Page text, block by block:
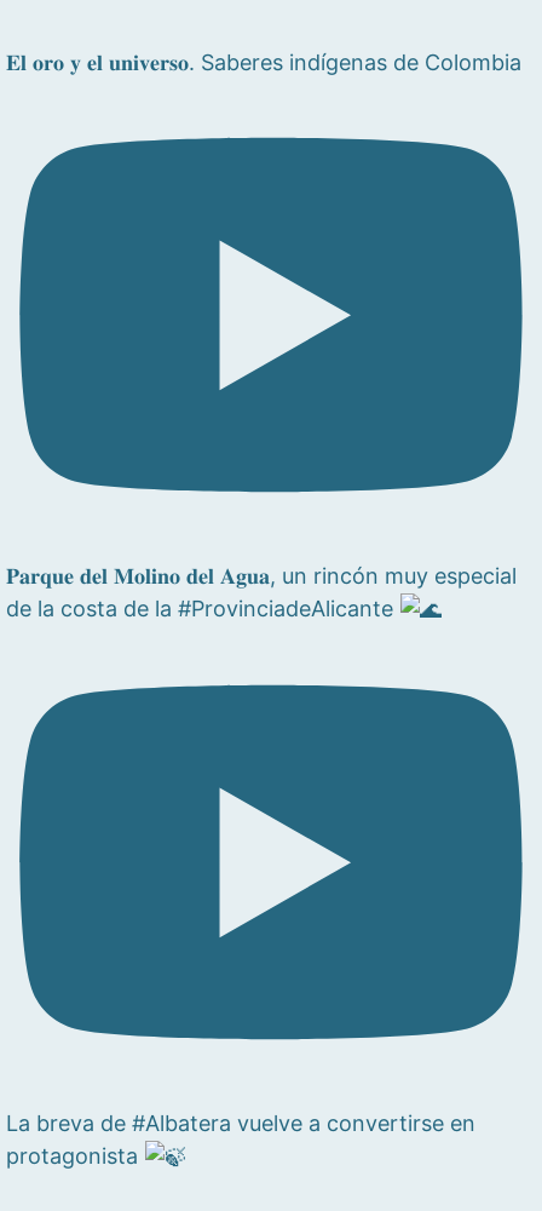
𝐄𝐥 𝐨𝐫𝐨 𝐲 𝐞𝐥 𝐮𝐧𝐢𝐯𝐞𝐫𝐬𝐨. Saberes indígenas de Colombia
𝐏𝐚𝐫𝐪𝐮𝐞 𝐝𝐞𝐥 𝐌𝐨𝐥𝐢𝐧𝐨 𝐝𝐞𝐥 𝐀𝐠𝐮𝐚, un rincón muy especial
de la costa de la #ProvinciadeAlicante
La breva de #Albatera vuelve a convertirse en
protagonista